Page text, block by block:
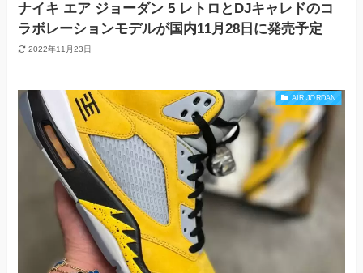
ナイキ エア ジョーダン 5 レトロとDJキャレドのコ
ラボレーションモデルが国内11月28日に発売予定
2022年11月23日
AIR JORDAN